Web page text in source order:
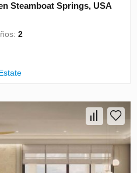
Steamboat Springs, USA
2